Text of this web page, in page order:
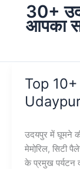
30+
आपका
Top
उदयपुर में घूमने
मेमोरि़ल, सिटी
के प्रमुख पर्यटन